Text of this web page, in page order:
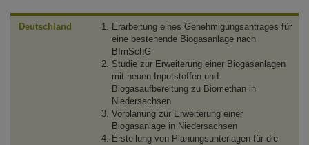
Deutschland
Erarbeitung eines Genehmigungsantrages für
eine bestehende Biogasanlage nach
BImSchG
Studie zur Erweiterung einer Biogasanlagen
mit neuen Inputstoffen und
Biogasaufbereitung zu Biomethan in
Niedersachsen
Vorplanung zur Erweiterung einer
Biogasanlage in Niedersachsen
Erstellung von Planungsunterlagen für die